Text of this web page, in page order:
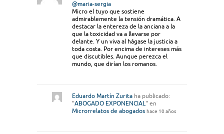
@maria-sergia
Micro el tuyo que sostiene
admirablemente la tensión dramática. A
destacar la entereza de la anciana a la
que la toxicidad va a llevarse por
delante. Y un viva al hágase la justicia a
toda costa. Por encima de intereses más
que discutibles. Aunque perezca el
mundo, que dirían los romanos.
Eduardo Martín Zurita ha publicado:
"ABOGADO EXPONENCIAL " en
Microrrelatos de abogados hace 10 años